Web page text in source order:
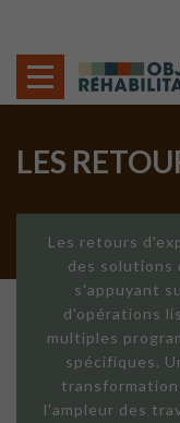
LES
Les retours
des solutions
s'appuyant
d'opérations
multiples
spécifiques.
l'ampleur des